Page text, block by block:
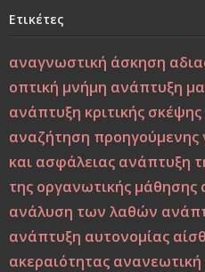
Φιλοσοφική και Κριτική
Εσύ φταις, φώναξε, εσύ!
Μεταξύ σφύρας και
ελπίδα των νέων
Από τη Βιοπαιδαγωγική στη
Το δέντρο, το πουλί και τα
πίστης στον εαυτό στους
Ετικέτες
αναγνωστική άσκηση
οπτική μνήμη ανάπτυξη
ανάπτυξη κριτικής σκέψης
αναζήτηση προηγούμενης
και ασφάλειας ανάπτυξη
της οργανωτικής μάθησης
ανάλυση των λαθών
ανάπτυξη αυτονομίας
ακεραιότητας